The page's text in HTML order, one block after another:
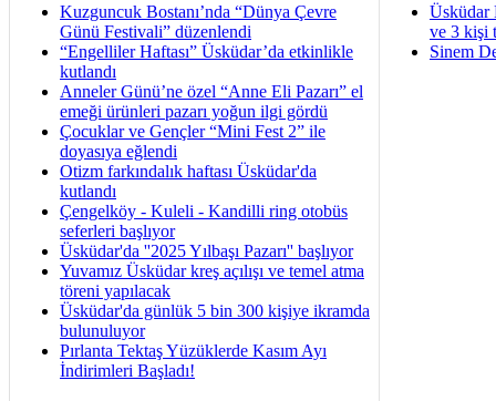
Kuzguncuk Bostanı’nda “Dünya Çevre
Günü Festivali” düzenlendi
“Engelliler Haftası” Üsküdar’da etkinlikle
kutlandı
Anneler Günü’ne özel “Anne Eli Pazarı” el
emeği ürünleri pazarı yoğun ilgi gördü
Çocuklar ve Gençler “Mini Fest 2” ile
doyasıya eğlendi
Otizm farkındalık haftası Üsküdar'da
kutlandı
Çengelköy - Kuleli - Kandilli ring otobüs
seferleri başlıyor
Üsküdar'da ''2025 Yılbaşı Pazarı'' başlıyor
Yuvamız Üsküdar kreş açılışı ve temel atma
töreni yapılacak
Üsküdar'da günlük 5 bin 300 kişiye ikramda
bulunuluyor
Pırlanta Tektaş Yüzüklerde Kasım Ayı
İndirimleri Başladı!
Üsküdar
ve 3 kişi
Sinem